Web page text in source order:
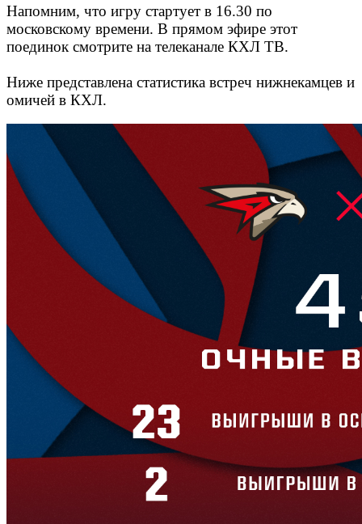
Напомним, что игру стартует в 16.30 по
московскому времени. В прямом эфире этот
поединок смотрите на телеканале КХЛ ТВ.
Ниже представлена статистика встреч нижнекамцев и
омичей в КХЛ.